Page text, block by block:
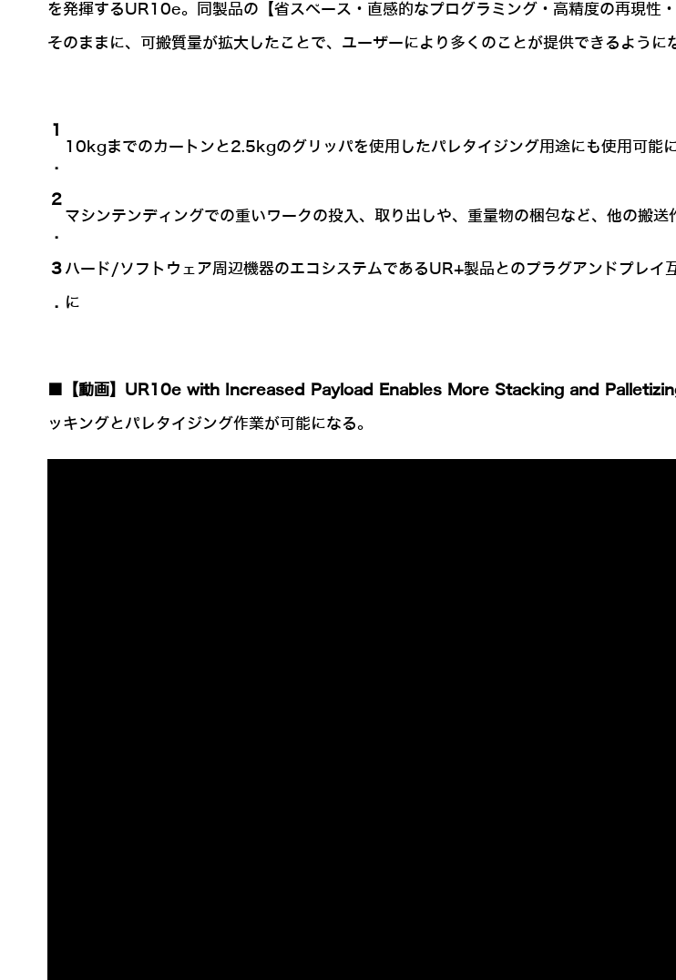
を発揮するUR10e。同製品の【省スペース・直感的なプログラミング・高精度の再現性
そのままに、可搬質量が拡大したことで、ユーザーにより多くのことが提供できるように
1
.
10kgまでのカートンと2.5kgのグリッパを使用したパレタイジング用途にも使用可能
2
.
マシンテンディングでの重いワークの投入、取り出しや、重量物の梱包など、他の搬送
3
.
ハード/ソフトウェア周辺機器のエコシステムであるUR+製品とのプラグアンドプレ
に
■【動画】UR10e with Increased Payload Enables More Stacking and
ッキングとパレタイジング作業が可能になる。